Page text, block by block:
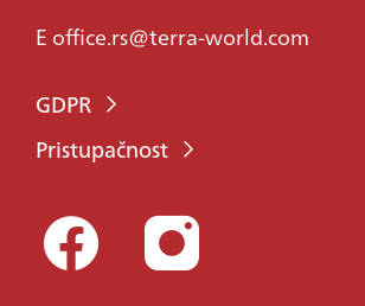
E office.rs@terra-world.com
GDPR
Pristupačnost